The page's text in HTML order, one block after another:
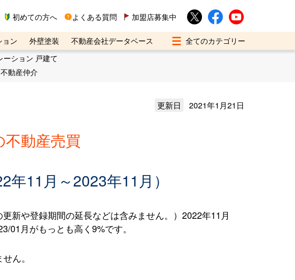
初めての方へ よくある質問 加盟店募集中
ョン 外壁塗装
不動産会社データベース
ご相談デスク
ーション 戸建て
不動産仲介
更新日 2021年1月21日
動産売買
11月～2023年11月）
新や登録期間の延長などは含みません。）2022年11月
01月がもっとも高く9%です。
ん。